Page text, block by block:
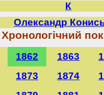
К
Олександр
Хронологічний
1862 1863
1873 1874